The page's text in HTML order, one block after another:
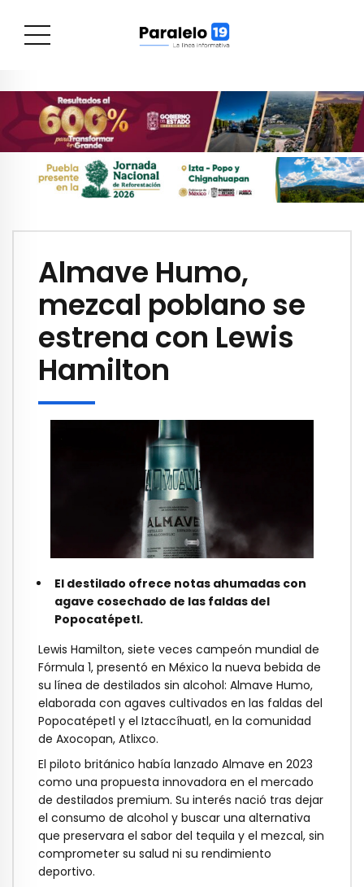
Almave Humo,
mezcal poblano se
estrena con Lewis
Hamilton
El destilado ofrece notas ahumadas con
agave cosechado de las faldas del
Popocatépetl.
Lewis Hamilton, siete veces campeón mundial de
Fórmula 1, presentó en México la nueva bebida de
su línea de destilados sin alcohol: Almave Humo,
elaborada con agaves cultivados en las faldas del
Popocatépetl y el Iztaccíhuatl, en la comunidad
de Axocopan, Atlixco.
El piloto británico había lanzado Almave en 2023
como una propuesta innovadora en el mercado
de destilados premium. Su interés nació tras dejar
el consumo de alcohol y buscar una alternativa
que preservara el sabor del tequila y el mezcal, sin
comprometer su salud ni su rendimiento
deportivo.